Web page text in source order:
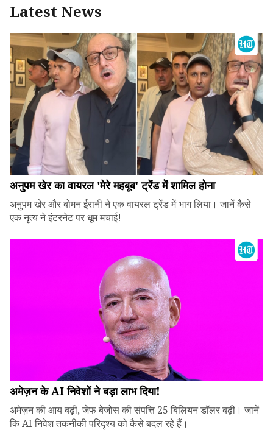
Latest News
अनुपम खेर का वायरल 'मेरे महबूब' ट्रेंड में शामिल होना
अनुपम खेर और बोमन ईरानी ने एक वायरल ट्रेंड में भाग लिया। जानें कैसे
एक नृत्य ने इंटरनेट पर धूम मचाई!
अमेज़न के AI निवेशों ने बड़ा लाभ दिया!
अमेज़न की आय बढ़ी, जेफ बेजोस की संपत्ति 25 बिलियन डॉलर बढ़ी। जानें
कि AI निवेश तकनीकी परिदृश्य को कैसे बदल रहे हैं।